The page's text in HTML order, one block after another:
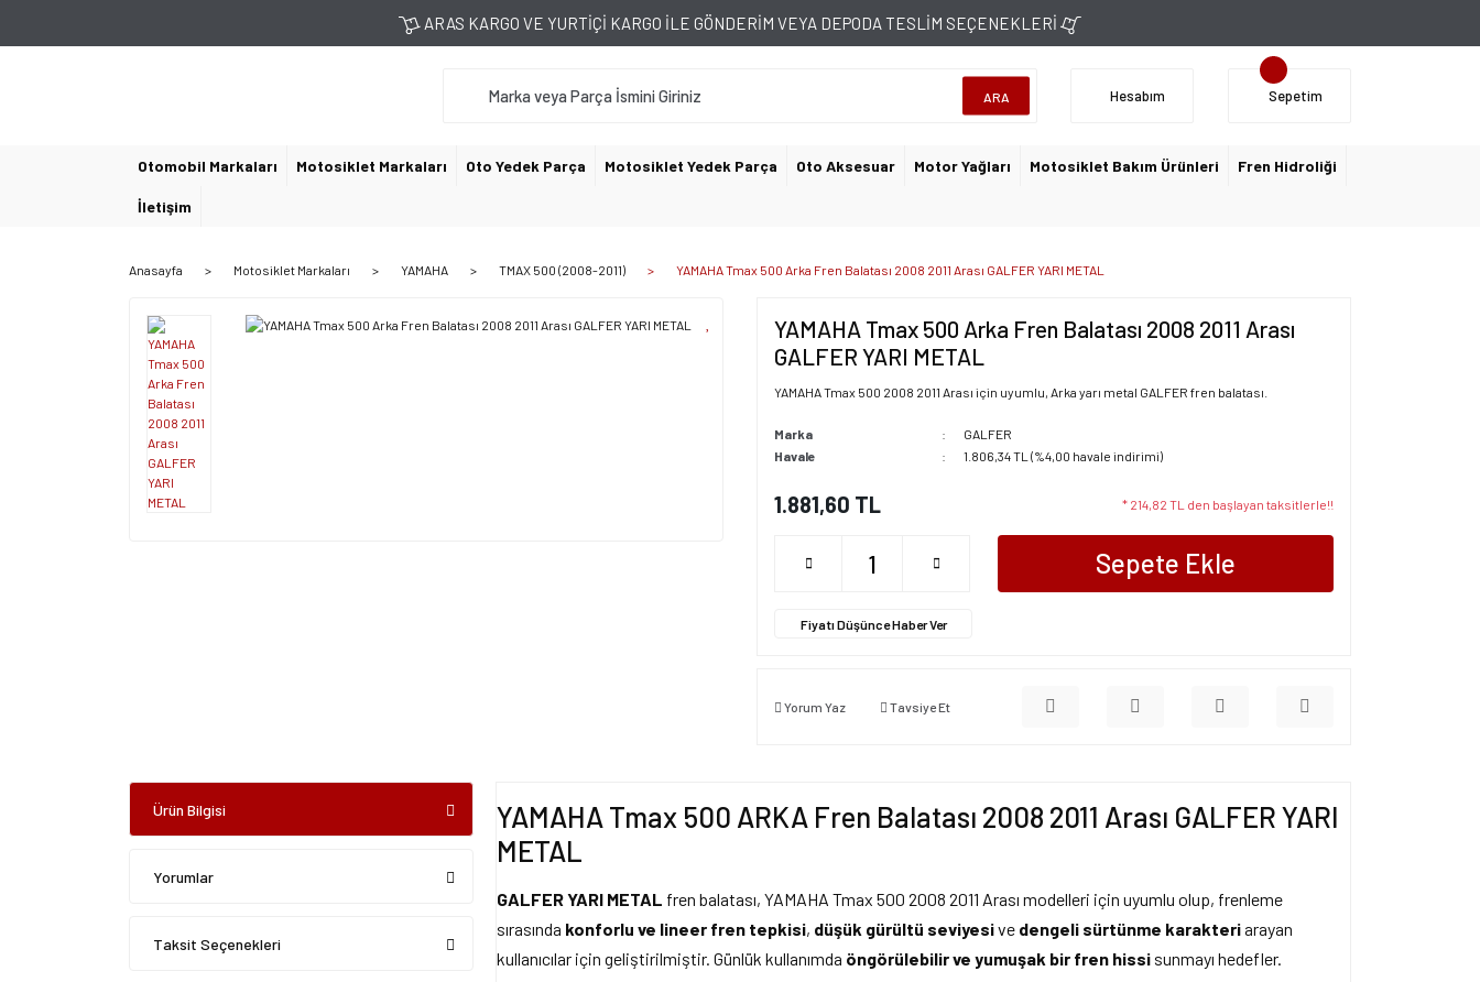
ARAS KARGO VE YURTİÇİ KARGO İLE GÖNDERİM VEYA DEPODA TESLİM SEÇENEKLERİ
ARA Hesabım Sepetim
Otomobil Markaları Motosiklet Markaları Oto Yedek Parça Motosiklet Yedek Parça Oto Aksesuar Motor Yağları Motosiklet Bakım Ürünleri Fren Hidroliği
İletişim
Anasayfa Motosiklet Markaları YAMAHA TMAX 500 (2008-2011) YAMAHA Tmax 500 Arka Fren Balatası 2008 2011 Arası GALFER YARI METAL
YAMAHA Tmax 500 Arka Fren Balatası 2008 2011 Arası
GALFER YARI METAL
YAMAHA Tmax 500 2008 2011 Arası için uyumlu, Arka yarı metal GALFER fren balatası.
Marka
GALFER
Havale
1.806,34 TL (%4,00 havale indirimi)
1.881,60 TL * 214,82 TL den başlayan taksitlerle!!
Sepete Ekle
Fiyatı Düşünce Haber Ver
Yorum Yaz Tavsiye Et
Ürün Bilgisi
Yorumlar
Taksit Seçenekleri
YAMAHA Tmax 500 ARKA Fren Balatası 2008 2011 Arası GALFER YARI
METAL
GALFER YARI METAL fren balatası, YAMAHA Tmax 500 2008 2011 Arası modelleri için uyumlu olup, frenleme
sırasında konforlu ve lineer fren tepkisi, düşük gürültü seviyesive dengeli sürtünme karakteriarayan
kullanıcılar için geliştirilmiştir. Günlük kullanımda öngörülebilir ve yumuşak bir fren hissi sunmayı hedefler.